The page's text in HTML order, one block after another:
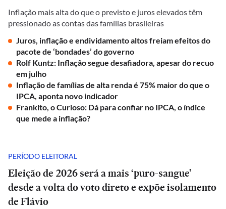
Inflação mais alta do que o previsto e juros elevados têm
pressionado as contas das famílias brasileiras
Juros, inflação e endividamento altos freiam efeitos do
pacote de ‘bondades’ do governo
Rolf Kuntz: Inflação segue desafiadora, apesar do recuo
em julho
Inflação de famílias de alta renda é 75% maior do que o
IPCA, aponta novo indicador
Frankito, o Curioso: Dá para confiar no IPCA, o índice
que mede a inflação?
PERÍODO ELEITORAL
Eleição de 2026 será a mais ‘puro-sangue’
desde a volta do voto direto e expõe isolamento
de Flávio